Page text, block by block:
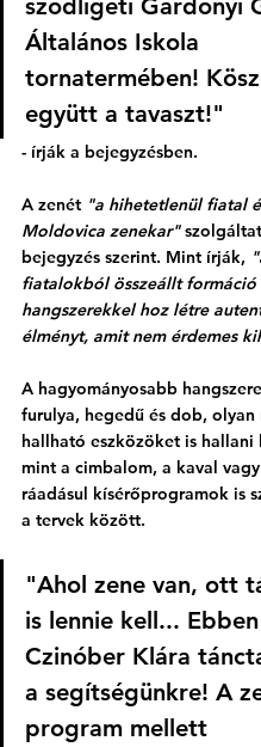
Általános Iskola
tornatermében!
együtt a tavaszt!"
- írják a bejegyzésben.
A zenét "a hihetetlenül fiatal
Moldovica zenekar"
bejegyzés szerint. Mint írják,
fiatalokból összeállt
hangszerekkel hoz létre
élményt, amit nem érdemes
A hagyományosabb
furulya, hegedű és dob,
hallható eszközöket is hallani
mint a cimbalom, a kaval
ráadásul kísérőprogramok is
a tervek között.
"Ahol zene van, ott
is lennie kell... Ebben
Czinóber Klára
a segítségünkre! A
program mellett